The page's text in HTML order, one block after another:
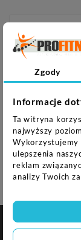
Turystyka i
Sprzęt fitness
Sprzęt siłowy
Gry
Fotele do
PROMOCJE
NASZA
Zgody
Informacje
Ta witryna
najwyższy
Wykorzystujemy
ulepszenia
reklam
analizy Twoich